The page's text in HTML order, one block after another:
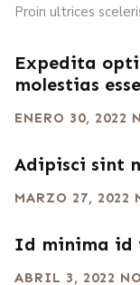
Proin ultrices
Expedita
molestias esse
ENERO 30, 2022
Adipisci sint
MARZO 27, 2022
Id minima id
ABRIL 3, 2022